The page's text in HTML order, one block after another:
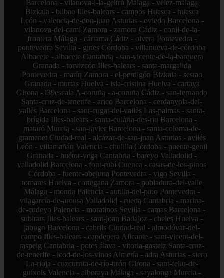
Barcelona - vilanova-i-la-geltrú Málaga - vélez-málaga
Bizkaia - bilbao Illes-balears - campos Huesca - huesca
León - valencia-de-don-juan Asturias - oviedo Barcelona -
vilanova-del-camí Zamora - zamora Cádiz - conil-de-la-
frontera Málaga - cártama Cádiz - olvera Pontevedra -
pontevedra Sevilla - gines Córdoba - villanueva-de-córdoba
Albacete - albacete Cantabria - san-vicente-de-la-barquera
Granada - torvizcón Illes-balears - santa-margalida
Pontevedra - marín Zamora - el-perdigón Bizkaia - sestao
Granada - murtas Huelva - isla-cristina Huelva - cartaya
Girona - l39escala A-coruña - a-coruña Cádiz - san-fernando
Santa-cruz-de-tenerife - arico Barcelona - cerdanyola-del-
vallès Barcelona - sant-cugat-del-vallès Las-palmas - santa-
brígida Illes-balears - santa-eulària-des-riu Barcelona -
mataró Murcia - san-javier Barcelona - santa-coloma-de-
gramenet Ciudad-real - alcázar-de-san-juan Asturias - avilés
León - villamañán Valencia - chulilla Córdoba - puente-genil
Granada - huétor-vega Cantabria - bareyo Valladolid -
valladolid Barcelona - font-rubí Cuenca - casas-de-los-pinos
Córdoba - fuente-obejuna Pontevedra - vigo Sevilla -
tomares Huelva - cortegana Zamora - pobladura-del-valle
Málaga - monda Palencia - autilla-del-pino Pontevedra -
vilagarcía-de-arousa Valladolid - rueda Cantabria - marina-
de-cudeyo Palencia - moratinos Sevilla - camas Barcelona -
subirats Illes-balears - sant-joan Badajoz - cheles Huelva -
jabugo Barcelona - cabrils Ciudad-real - almodóvar-del-
campo Illes-balears - capdepera Alicante - sant-vicent-del-
raspeig Cantabria - potes álava - vitoria-gasteiz Santa-cruz-
de-tenerife - icod-de-los-vinos Almería - adra Asturias - siero
La-rioja - cuzcurrita-de-río-tirón Girona - sant-feliu-de-
guíxols Valencia - alboraya Málaga - sayalonga Murcia -